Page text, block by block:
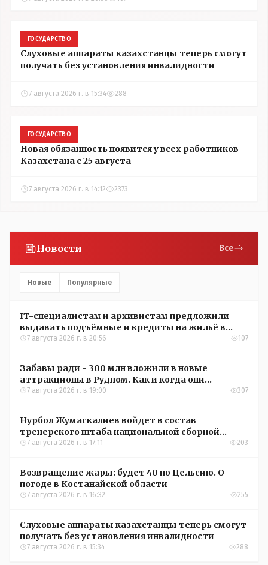
ГОСУДАРСТВО
Слуховые аппараты казахстанцы теперь смогут
получать без установления инвалидности
7 августа 2026 г. в 15:34 288
ГОСУДАРСТВО
Новая обязанность появится у всех работников
Казахстана с 25 августа
7 августа 2026 г. в 14:12 2373
Новости Все
Новые Популярные
IT-специалистам и архивистам предложили
выдавать подъёмные и кредиты на жильё в
сёлах Казахстана
7 августа 2026 г. в 20:56 107
Забавы ради - 300 млн вложили в новые
аттракционы в Рудном. Как и когда они
окупятся?
7 августа 2026 г. в 19:00 307
Нурбол Жумаскалиев войдет в состав
тренерского штаба национальной сборной
Казахстана по футболу
7 августа 2026 г. в 17:11 203
Возвращение жары: будет 40 по Цельсию. О
погоде в Костанайской области
7 августа 2026 г. в 16:32 255
Слуховые аппараты казахстанцы теперь смогут
получать без установления инвалидности
7 августа 2026 г. в 15:34 288